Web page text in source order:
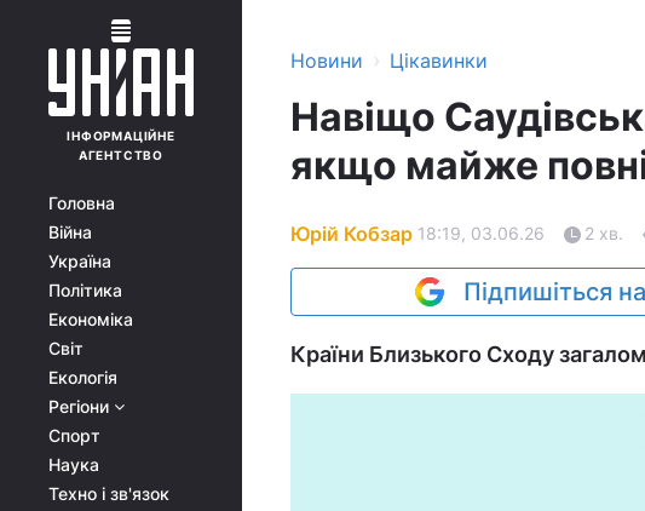
ІНФОРМАЦІЙНЕ
АГЕНТСТВО
Головна
Війна
Україна
Політика
Економіка
Світ
Екологія
Регіони
Спорт
Наука
Техно і зв'язок
Новини › Цікавинки
Навіщо
якщо майже
Юрій Кобзар 18:19, 03.06.26 2 хв.
Підпишіться
Країни Близького Сходу